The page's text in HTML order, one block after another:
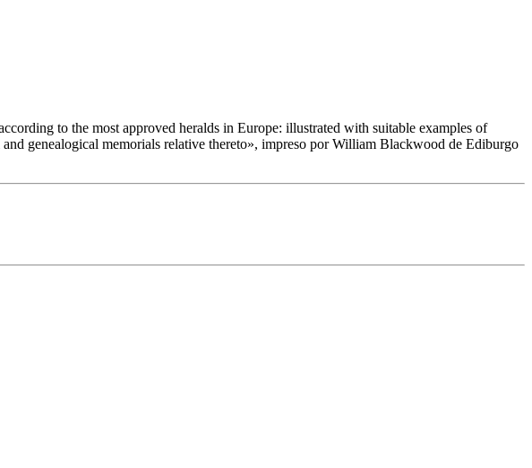
to the most approved heralds in Europe: illustrated with suitable examples of
genealogical memorials relative thereto», impreso por William Blackwood de Ediburgo